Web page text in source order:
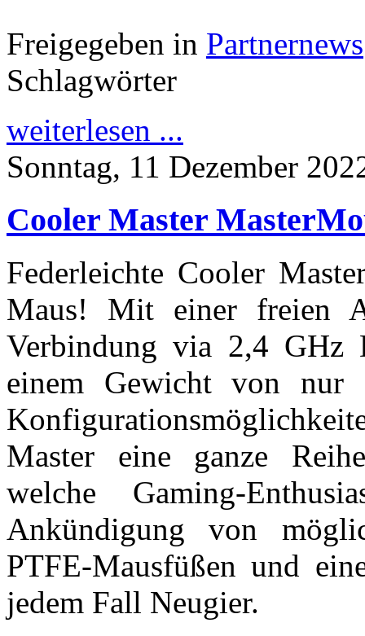
Freigegeben in Partnernews
Schlagwörter
weiterlesen ...
Sonntag, 11 Dezember
Cooler Master
Federleichte Cooler
Maus! Mit einer freien
Verbindung via 2,4 GHz
einem Gewicht von nur
Master eine ganze
welche Gaming-
Ankündigung von
PTFE-Mausfüßen und
jedem Fall Neugier.